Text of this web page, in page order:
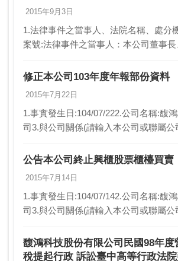
2015年9月3日
1.法律事件之當事人、法院名稱、處分
案號:法律事件之當事人：本公司董事
室主任。法院名稱：彰化地方法院處分
修正本公司103年度年報部份資料
2015年7月22日
1.事實發生日:104/07/222.公司名稱:馥
司3.與公司關係(請輸入本公司或聯屬公
緣由:修正本公司10…
公告本公司終止興櫃股票櫃檯買賣
2015年7月14日
1.事實發生日:104/07/142.公司名稱:馥
司3.與公司關係(請輸入本公司或聯屬公
緣由:(1)依據本公…
馥鴻科技股份有限公司民國98年度
稅提起行政 訴訟臺中高等行政法